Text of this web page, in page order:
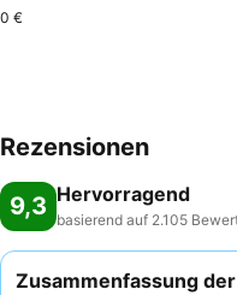
0 €
Rezensionen
9,3 Hervorragend
basierend auf 2.105
Zusammenfassung